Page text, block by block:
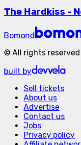
The Hardkiss -
Bomond
© All rights reserved
built by
Sell tickets
About us
Advertise
Contact us
Jobs
Privacy policy